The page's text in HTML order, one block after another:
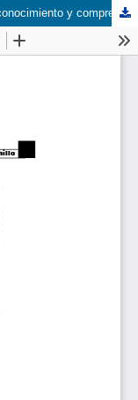
La necesidad de trabajar con procesos de conocimiento y compresión complejos